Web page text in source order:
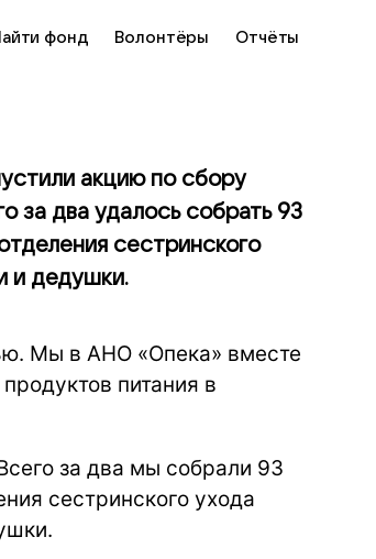
фонд Волонтёры Отчёты
акцию по сбору
за два удалось собрать 93
сестринского
и дедушки.
Мы в АНО «Опека» вместе
питания в
за два мы собрали 93
сестринского ухода